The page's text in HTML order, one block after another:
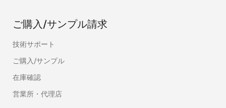
ご購入/サンプル請求
技術サポート
ご購入/サンプル
在庫確認
営業所・代理店